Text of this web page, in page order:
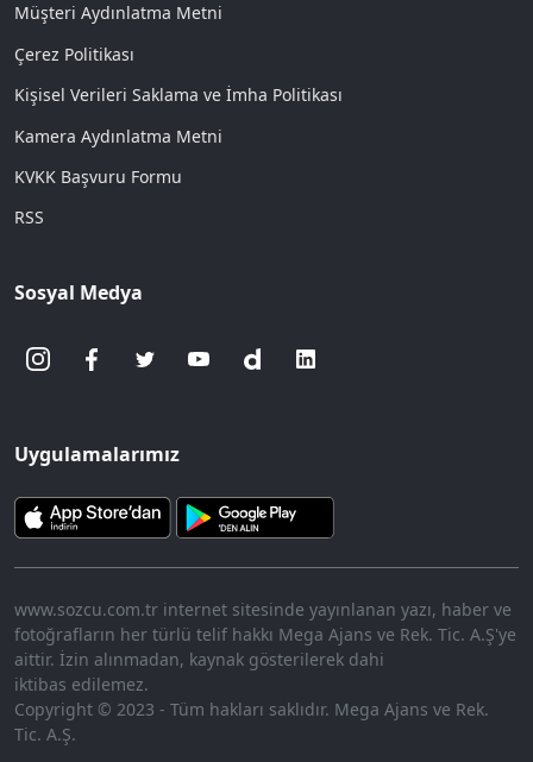
Müşteri Aydınlatma Metni
Çerez Politikası
Kişisel Verileri Saklama ve İmha Politikası
Kamera Aydınlatma Metni
KVKK Başvuru Formu
RSS
Sosyal Medya
Uygulamalarımız
www.sozcu.com.tr internet sitesinde yayınlanan yazı, haber ve
fotoğrafların her türlü telif hakkı Mega Ajans ve Rek. Tic. A.Ş'ye
aittir. İzin alınmadan, kaynak gösterilerek dahi
iktibas edilemez.
Copyright © 2023 - Tüm hakları saklıdır. Mega Ajans ve Rek.
Tic. A.Ş.